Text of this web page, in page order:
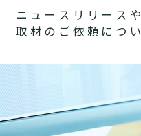
ニ ュ ー ス リ リ ー ス や
取 材 の ご 依 頼 に つ い